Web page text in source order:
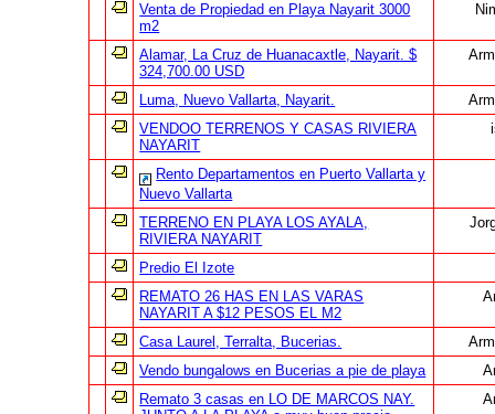
Venta de Propiedad en Playa Nayarit 3000
m2
Alamar, La Cruz de Huanacaxtle, Nayarit. $
324,700.00 USD
Luma, Nuevo Vallarta, Nayarit.
VENDOO TERRENOS Y CASAS RIVIERA
NAYARIT
Rento Departamentos en Puerto Vallarta y
Nuevo Vallarta
TERRENO EN PLAYA LOS AYALA,
RIVIERA NAYARIT
Predio El Izote
REMATO 26 HAS EN LAS VARAS
NAYARIT A $12 PESOS EL M2
Casa Laurel, Terralta, Bucerias.
Vendo bungalows en Bucerias a pie de playa
Remato 3 casas en LO DE MARCOS NAY.